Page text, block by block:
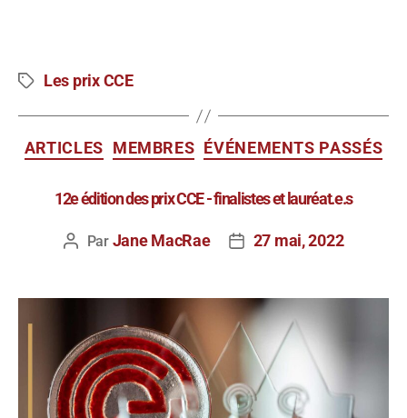
Les prix CCE
ARTICLES MEMBRES ÉVÉNEMENTS PASSÉS
12e édition des prix CCE - finalistes et lauréat.e.s
Par Jane MacRae 27 mai, 2022